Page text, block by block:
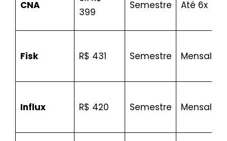
CNA
399
Semestre Até 6x
Fisk R$ 431 Semestre
Influx R$ 420 Semestre